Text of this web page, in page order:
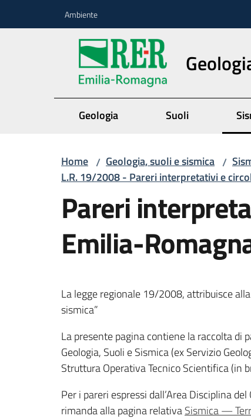
Ambiente
Geologia Suoli
Home / Geologia, suoli e sismica /
L.R. 19/2008 - Pareri interpretativi e
Pareri
Emilia-
La legge regionale 19/2008, attribuisce
sismica”
La presente pagina contiene la raccolta di
Geologia, Suoli e Sismica (ex Servizio
Struttura Operativa Tecnico Scientifica (in
Per i pareri espressi dall’Area Disciplina
rimanda alla pagina relativaSismica —